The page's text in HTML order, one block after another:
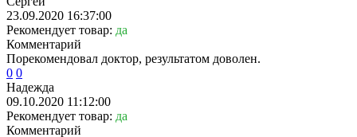
23.09.2020 16:37:00
Рекомендует товар: да
Комментарий
Порекомендовал доктор, результатом доволен.
0 0
Надежда
09.10.2020 11:12:00
Рекомендует товар: да
Комментарий